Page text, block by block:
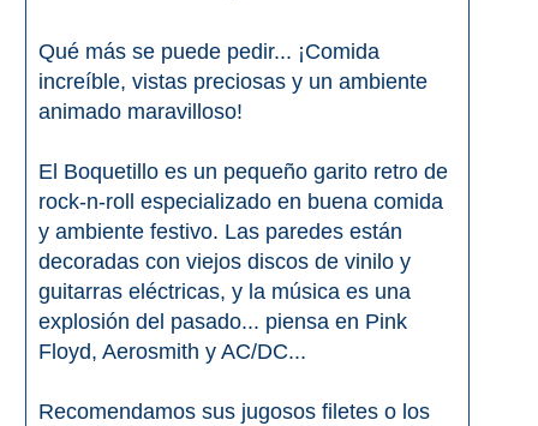
RECOMENDACIONES
DE
VIAJE
Buscar
Hoteles
via
Booking.com
Villas y
Cortijos
via
Vrbo.com
Baratos
Guiadas
Qué más se puede pedir... ¡Comida
increíble, vistas preciosas y un ambiente
animado maravilloso!
El Boquetillo es un pequeño garito retro de
rock-n-roll especializado en buena comida
y ambiente festivo. Las paredes están
decoradas con viejos discos de vinilo y
guitarras eléctricas, y la música es una
explosión del pasado... piensa en Pink
Floyd, Aerosmith y AC/DC...
Recomendamos sus jugosos filetes o los